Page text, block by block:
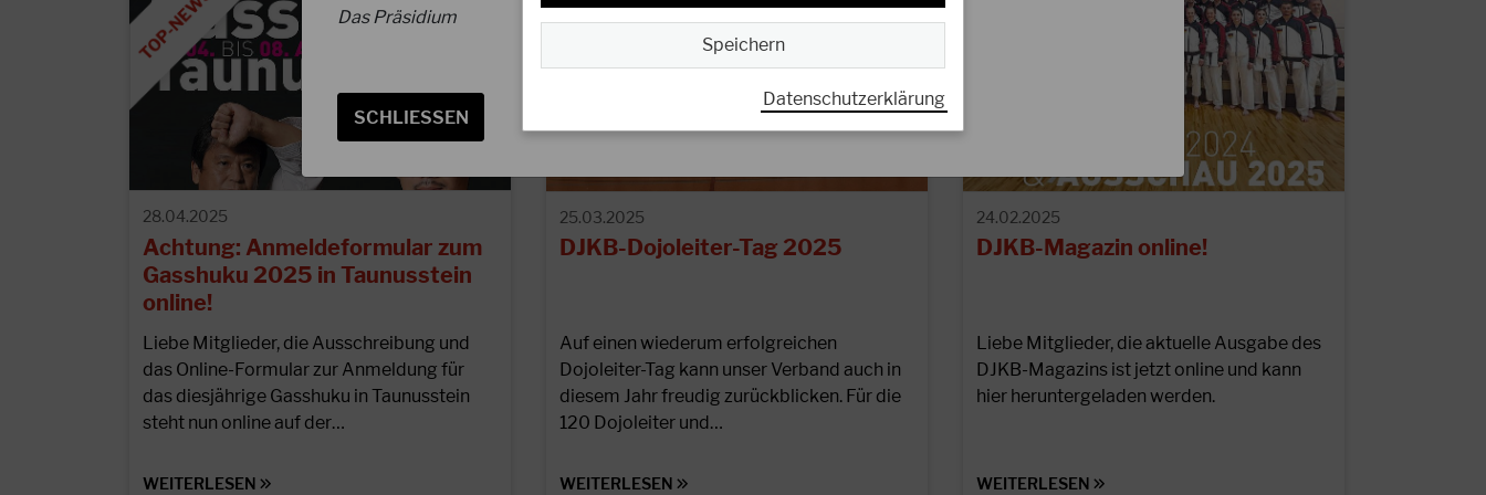
Speichern
Datenschutzerklärung
28.04.2025
Achtung: Anmeldeformular zum
Gasshuku 2025 in Taunusstein
online!
Liebe Mitglieder, die Ausschreibung und
das Online-Formular zur Anmeldung für
das diesjährige Gasshuku in Taunusstein
steht nun online auf der…
WEITERLESEN
25.03.2025
DJKB-Dojoleiter-Tag 2025
Auf einen wiederum erfolgreichen
Dojoleiter-Tag kann unser Verband auch in
diesem Jahr freudig zurückblicken. Für die
120 Dojoleiter und…
WEITERLESEN
24.02.2025
DJKB-Magazin online!
Liebe Mitglieder, die aktuelle Ausgabe des
DJKB-Magazins ist jetzt online und kann
hier heruntergeladen werden.
WEITERLESEN
Das Präsidium
SCHLIESSEN